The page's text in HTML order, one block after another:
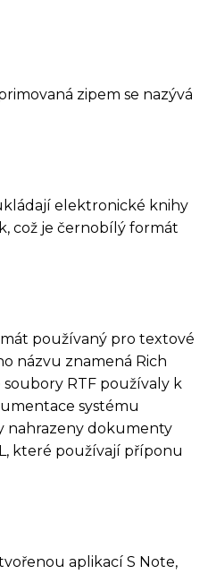
zipem se nazývá
elektronické knihy
což je černobílý formát
používaný pro textové
názvu znamená Rich
RTF používaly k
systému
nahrazeny dokumenty
které používají příponu
aplikací S Note,